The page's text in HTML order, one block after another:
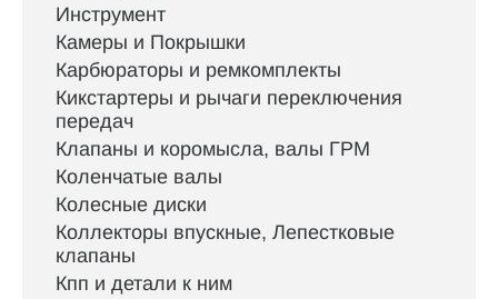
Инструмент
Камеры и Покрышки
Карбюраторы и ремкомплекты
Кикстартеры и рычаги переключения
передач
Клапаны и коромысла, валы ГРМ
Коленчатые валы
Колесные диски
Коллекторы впускные, Лепестковые
клапаны
Кпп и детали к ним